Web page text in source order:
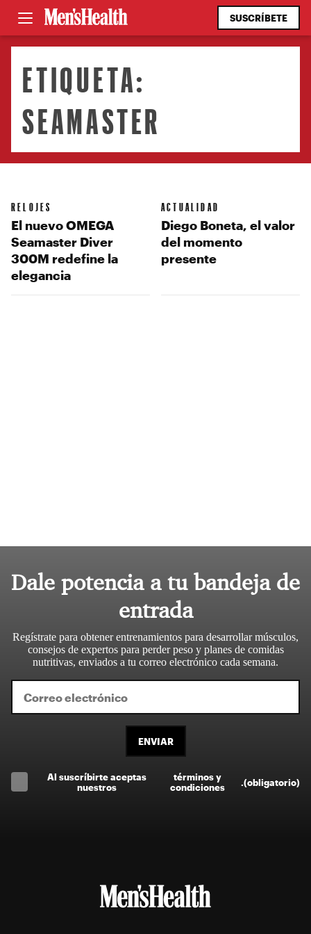
SUSCRÍBETE
ETIQUETA:
SEAMASTER
RELOJES
El nuevo OMEGA
Seamaster Diver
300M redefine la
elegancia
ACTUALIDAD
Diego Boneta, el valor
del momento
presente
Dale potencia a tu bandeja de
entrada
Regístrate para obtener entrenamientos para desarrollar músculos,
consejos de expertos para perder peso y planes de comidas
nutritivas, enviados a tu correo electrónico cada semana.
ENVIAR
Al suscríbirte aceptas
nuestros
términos y
condiciones
(obligatorio)